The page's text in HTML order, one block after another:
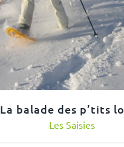
La balade des p’tits
Les Saisies